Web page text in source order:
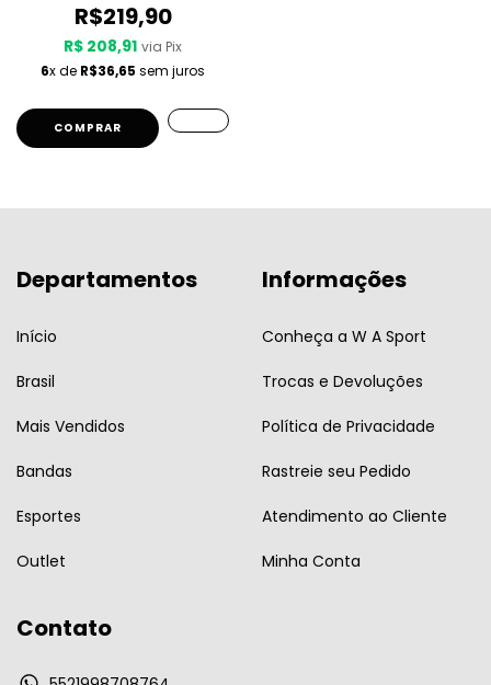
R$219,90
R$ 208,91 via Pix
6x de R$36,65 sem juros
COMPRAR
Departamentos
Início
Brasil
Mais Vendidos
Bandas
Esportes
Outlet
Informações
Conheça a W A Sport
Trocas e Devoluções
Política de Privacidade
Rastreie seu Pedido
Atendimento ao Cliente
Minha Conta
Contato